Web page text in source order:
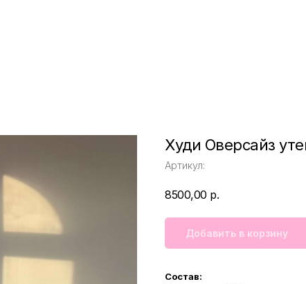
Худи Оверсайз
Артикул:
8500,00 р.
Добавить в корзину
Состав: